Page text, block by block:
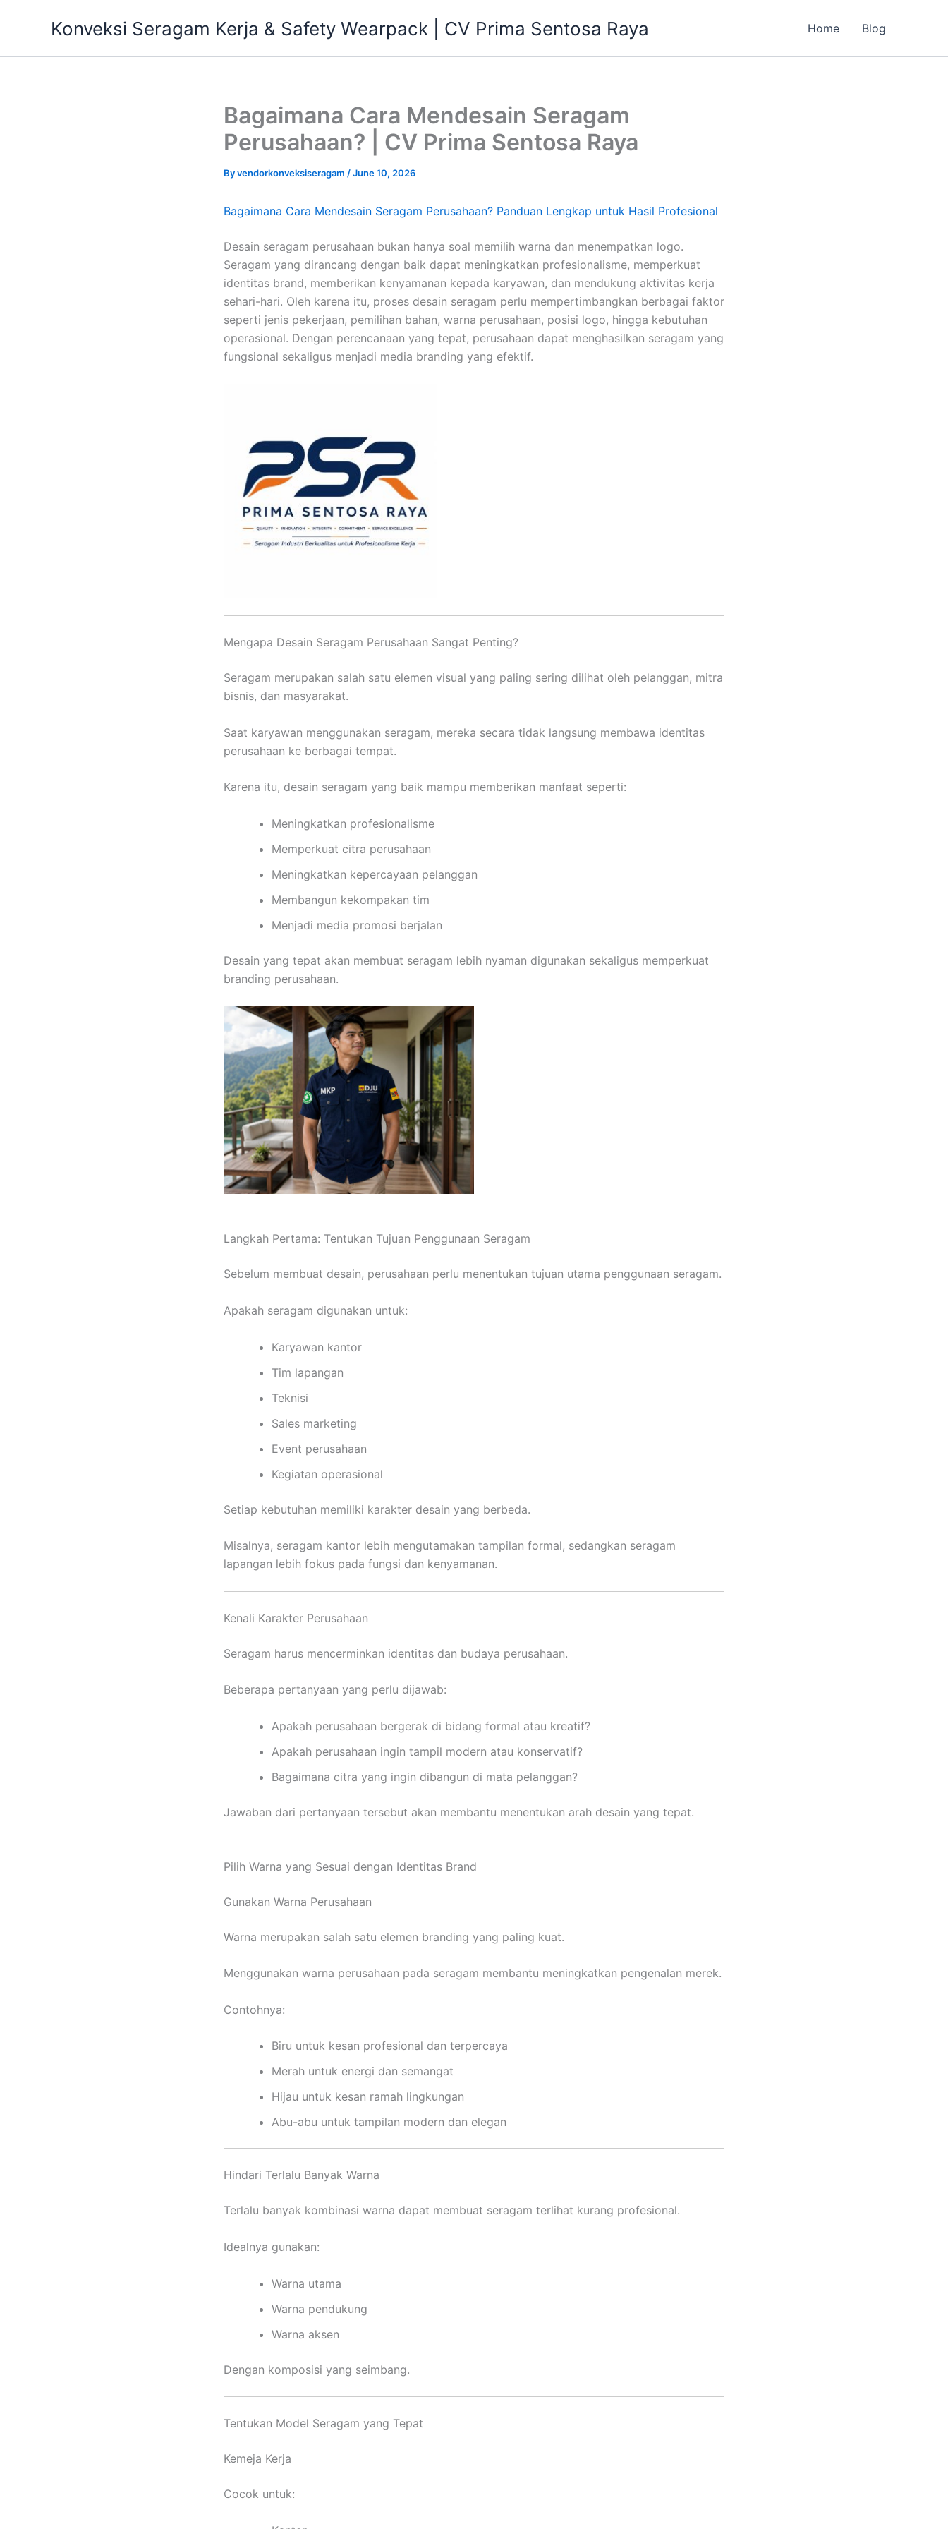
Konveksi Seragam Kerja & Safety Wearpack | CV Prima Sentosa Raya Home Blog
Bagaimana Cara Mendesain Seragam
Perusahaan? | CV Prima Sentosa Raya
Byvendorkonveksiseragam /June 10, 2026
Bagaimana Cara Mendesain Seragam Perusahaan? Panduan Lengkap untuk Hasil Profesional
Desain seragam perusahaan bukan hanya soal memilih warna dan menempatkan logo.
Seragam yang dirancang dengan baik dapat meningkatkan profesionalisme, memperkuat
identitas brand, memberikan kenyamanan kepada karyawan, dan mendukung aktivitas kerja
sehari-hari. Oleh karena itu, proses desain seragam perlu mempertimbangkan berbagai faktor
seperti jenis pekerjaan, pemilihan bahan, warna perusahaan, posisi logo, hingga kebutuhan
operasional. Dengan perencanaan yang tepat, perusahaan dapat menghasilkan seragam yang
fungsional sekaligus menjadi media branding yang efektif.
Mengapa Desain Seragam Perusahaan Sangat Penting?
Seragam merupakan salah satu elemen visual yang paling sering dilihat oleh pelanggan, mitra
bisnis, dan masyarakat.
Saat karyawan menggunakan seragam, mereka secara tidak langsung membawa identitas
perusahaan ke berbagai tempat.
Karena itu, desain seragam yang baik mampu memberikan manfaat seperti:
Meningkatkan profesionalisme
Memperkuat citra perusahaan
Meningkatkan kepercayaan pelanggan
Membangun kekompakan tim
Menjadi media promosi berjalan
Desain yang tepat akan membuat seragam lebih nyaman digunakan sekaligus memperkuat
branding perusahaan.
Langkah Pertama: Tentukan Tujuan Penggunaan Seragam
Sebelum membuat desain, perusahaan perlu menentukan tujuan utama penggunaan seragam.
Apakah seragam digunakan untuk:
Karyawan kantor
Tim lapangan
Teknisi
Sales marketing
Event perusahaan
Kegiatan operasional
Setiap kebutuhan memiliki karakter desain yang berbeda.
Misalnya, seragam kantor lebih mengutamakan tampilan formal, sedangkan seragam
lapangan lebih fokus pada fungsi dan kenyamanan.
Kenali Karakter Perusahaan
Seragam harus mencerminkan identitas dan budaya perusahaan.
Beberapa pertanyaan yang perlu dijawab:
Apakah perusahaan bergerak di bidang formal atau kreatif?
Apakah perusahaan ingin tampil modern atau konservatif?
Bagaimana citra yang ingin dibangun di mata pelanggan?
Jawaban dari pertanyaan tersebut akan membantu menentukan arah desain yang tepat.
Pilih Warna yang Sesuai dengan Identitas Brand
Gunakan Warna Perusahaan
Warna merupakan salah satu elemen branding yang paling kuat.
Menggunakan warna perusahaan pada seragam membantu meningkatkan pengenalan merek.
Contohnya:
Biru untuk kesan profesional dan terpercaya
Merah untuk energi dan semangat
Hijau untuk kesan ramah lingkungan
Abu-abu untuk tampilan modern dan elegan
Hindari Terlalu Banyak Warna
Terlalu banyak kombinasi warna dapat membuat seragam terlihat kurang profesional.
Idealnya gunakan:
Warna utama
Warna pendukung
Warna aksen
Dengan komposisi yang seimbang.
Tentukan Model Seragam yang Tepat
Kemeja Kerja
Cocok untuk: